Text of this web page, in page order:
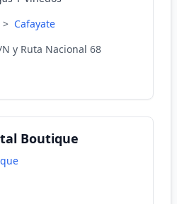
> Cafayate
y Ruta Nacional 68
Boutique